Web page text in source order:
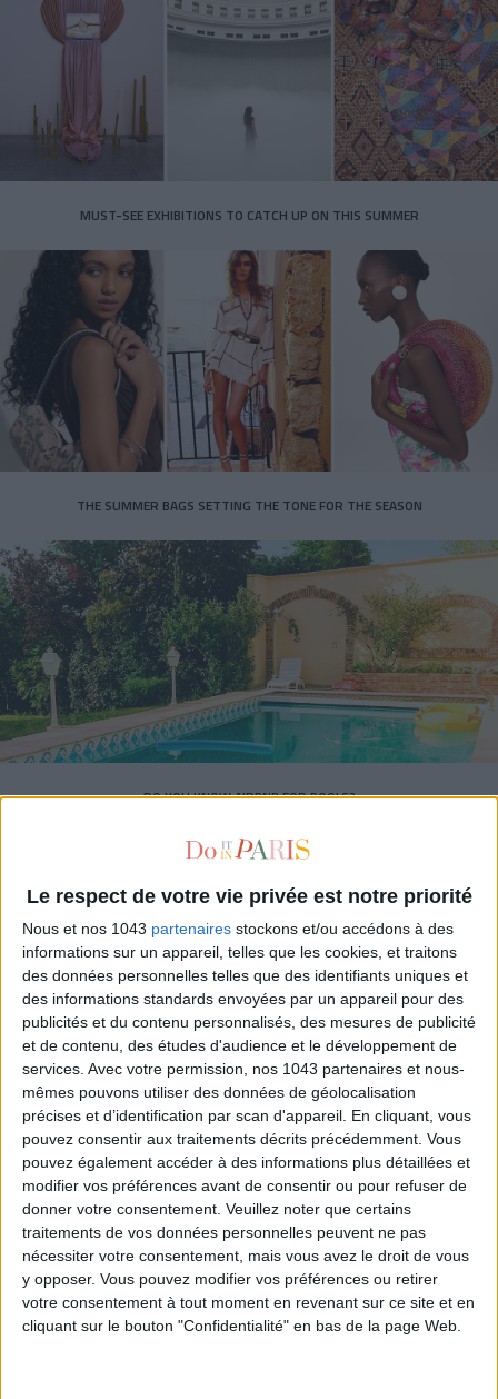
Le respect de votre vie privée est notre priorité
Nous et nos 1043 partenaires stockons et/ou accédons à des
informations sur un appareil, telles que les cookies, et traitons
des données personnelles telles que des identifiants uniques et
des informations standards envoyées par un appareil pour des
publicités et du contenu personnalisés, des mesures de publicité
et de contenu, des études d'audience et le développement de
services. Avec votre permission, nos 1043 partenaires et nous-
mêmes pouvons utiliser des données de géolocalisation
précises et d’identification par scan d'appareil. En cliquant, vous
pouvez consentir aux traitements décrits précédemment. Vous
pouvez également accéder à des informations plus détaillées et
modifier vos préférences avant de consentir ou pour refuser de
donner votre consentement. Veuillez noter que certains
traitements de vos données personnelles peuvent ne pas
nécessiter votre consentement, mais vous avez le droit de vous
y opposer. Vous pouvez modifier vos préférences ou retirer
votre consentement à tout moment en revenant sur ce site et en
cliquant sur le bouton "Confidentialité" en bas de la page Web.
MUST-SEE EXHIBITIONS TO CATCH UP ON THIS SUMMER
THE SUMMER BAGS SETTING THE TONE FOR THE SEASON
DO YOU KNOW AIRBNB FOR POOLS?
THE SUMMER’S HOTTEST SNEAKERS
Subscribe for our newsletter